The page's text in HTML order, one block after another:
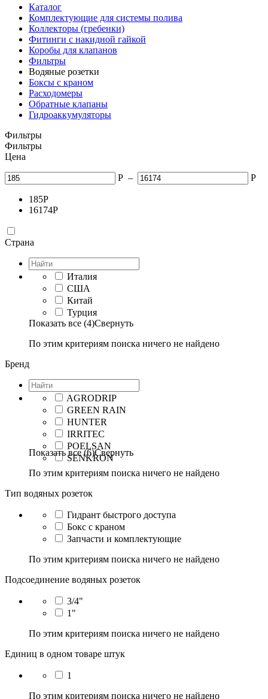
Каталог
Комплектующие для системы полива
Коллекторы (гребенки)
Фитинги с накидной гайкой
Коробы для клапанов
Фильтры
Водяные розетки
Боксы с краном
Расходомеры
Обратные клапаны
Гидроаккумуляторы
Фильтры
Фильтры
Цена
Р – Р
185Р
16174Р
Страна
Италия
США
Китай
Турция
Показать все (4)Свернуть
По этим критериям поиска ничего не найдено
Бренд
AGRODRIP
GREEN RAIN
HUNTER
IRRITEC
POELSAN
SENKRON
Показать все (6)Свернуть
По этим критериям поиска ничего не найдено
Тип водяных розеток
Гидрант быстрого доступа
Бокс с краном
Запчасти и комплектующие
По этим критериям поиска ничего не найдено
Подсоединение водяных розеток
3/4"
1"
По этим критериям поиска ничего не найдено
Единиц в одном товаре штук
1
По этим критериям поиска ничего не найдено